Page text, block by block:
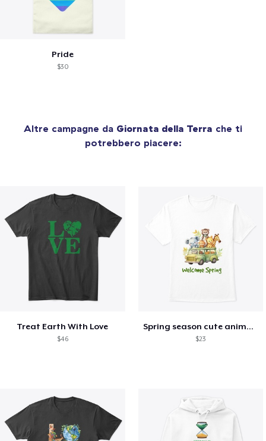
Pride
$30
Altre campagne da Giornata della Terra che ti
potrebbero piacere:
Treat Earth With Love
$46
Spring season cute animal kids tshirt
$23